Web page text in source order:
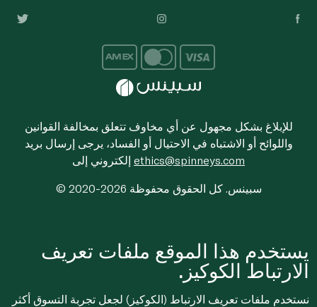
للإبلاغ بشكل مجهول عن أي مخاوف تتعلق بمخالفة القوانين
واللوائح أو الاشتباه في الاحتيال أو الفساد، يرجى إرسال بريد
ethics@spinneys.com
© 2020-2026 سبينس. كل الحقوق محفوظة
يستخدم هذا الموقع ملفات تعريف
الارتباط الكوكيز.
نستخدم ملفات تعريف الارتباط (الكوكيز) لجعل تجربة التسوق أكثر